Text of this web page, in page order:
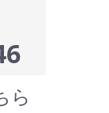
ら